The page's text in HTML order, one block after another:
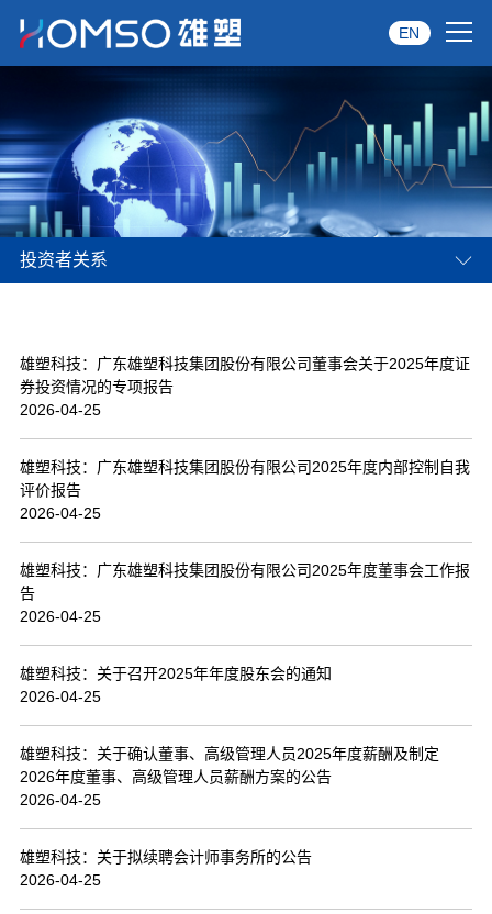
关于雄塑
产品中心
品牌服务
资讯中心
经典案例
联系我们
EN
投资者关系
雄塑科技：广东雄塑科技集团股份有限公司董事会关于2025年度证
券投资情况的专项报告
2026-04-25
雄塑科技：广东雄塑科技集团股份有限公司2025年度内部控制自我
评价报告
2026-04-25
雄塑科技：广东雄塑科技集团股份有限公司2025年度董事会工作报
告
2026-04-25
雄塑科技：关于召开2025年年度股东会的通知
2026-04-25
雄塑科技：关于确认董事、高级管理人员2025年度薪酬及制定
2026年度董事、高级管理人员薪酬方案的公告
2026-04-25
雄塑科技：关于拟续聘会计师事务所的公告
2026-04-25